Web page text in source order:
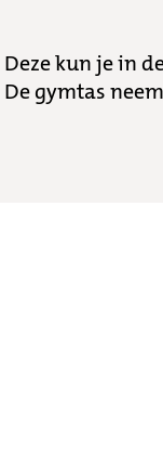
kun je in
gymtas